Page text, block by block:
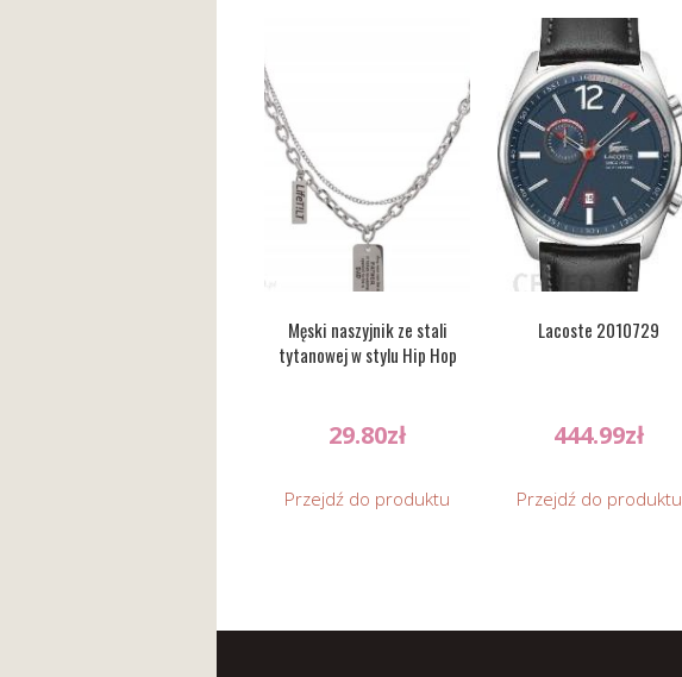
Męski naszyjnik ze stali
tytanowej w stylu Hip Hop
29.80zł
Przejdź do produktu
Lacoste 2010729
444.99zł
Przejdź do produktu